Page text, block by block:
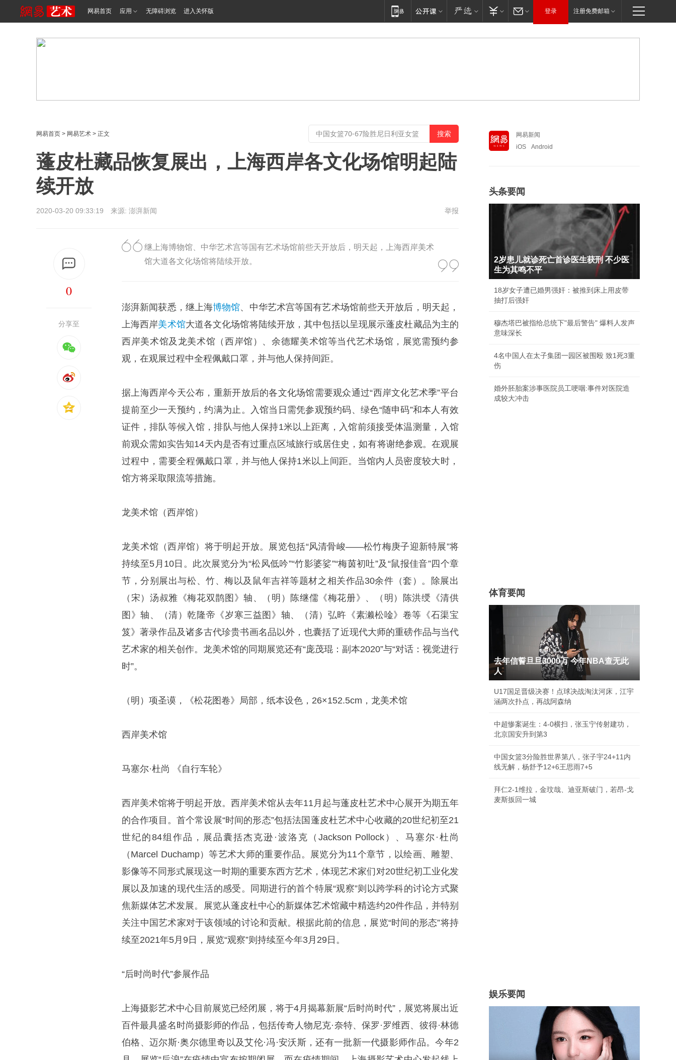
网易首页 应用 无障碍浏览 进入关怀版 登录 注册免费邮箱
网易首页 > 网易艺术 > 正文
蓬皮杜藏品恢复展出，上海西岸各文化场馆明起陆
续开放
2020-03-20 09:33:19 来源: 澎湃新闻 举报
0
分享至
继上海博物馆、中华艺术宫等国有艺术场馆前些天开放后，明天起，上海西岸美术
馆大道各文化场馆将陆续开放。
澎湃新闻获悉，继上海博物馆、中华艺术宫等国有艺术场馆前些天开放后，明天起，
上海西岸美术馆大道各文化场馆将陆续开放，其中包括以呈现展示蓬皮杜藏品为主的
西岸美术馆及龙美术馆（西岸馆）、余德耀美术馆等当代艺术场馆，展览需预约参
观，在观展过程中全程佩戴口罩，并与他人保持间距。
据上海西岸今天公布，重新开放后的各文化场馆需要观众通过“西岸文化艺术季”平台
提前至少一天预约，约满为止。入馆当日需凭参观预约码、绿色“随申码”和本人有效
证件，排队等候入馆，排队与他人保持1米以上距离，入馆前须接受体温测量，入馆
前观众需如实告知14天内是否有过重点区域旅行或居住史，如有将谢绝参观。在观展
过程中，需要全程佩戴口罩，并与他人保持1米以上间距。当馆内人员密度较大时，
馆方将采取限流等措施。
龙美术馆（西岸馆）
龙美术馆（西岸馆）将于明起开放。展览包括“风清骨峻——松竹梅庚子迎新特展”将
持续至5月10日。此次展览分为“松风低吟”“竹影婆娑”“梅茵初吐”及“鼠报佳音”四个章
节，分别展出与松、竹、梅以及鼠年吉祥等题材之相关作品30余件（套）。除展出
（宋）汤叔雅《梅花双鹊图》轴、（明）陈继儒《梅花册》、（明）陈洪绶《清供
图》轴、（清）乾隆帝《岁寒三益图》轴、（清）弘旿《素濑松唫》卷等《石渠宝
笈》著录作品及诸多古代珍贵书画名品以外，也囊括了近现代大师的重磅作品与当代
艺术家的相关创作。龙美术馆的同期展览还有“庞茂琨：副本2020”与“对话：视觉进行
时”。
（明）项圣谟，《松花图卷》局部，纸本设色，26×152.5cm，龙美术馆
西岸美术馆
马塞尔·杜尚 《自行车轮》
西岸美术馆将于明起开放。西岸美术馆从去年11月起与蓬皮杜艺术中心展开为期五年
的合作项目。首个常设展“时间的形态”包括法国蓬皮杜艺术中心收藏的20世纪初至21
世纪的84组作品，展品囊括杰克逊·波洛克（Jackson Pollock）、马塞尔·杜尚
（Marcel Duchamp）等艺术大师的重要作品。展览分为11个章节，以绘画、雕塑、
影像等不同形式展现这一时期的重要东西方艺术，体现艺术家们对20世纪初工业化发
展以及加速的现代生活的感受。同期进行的首个特展“观察”则以跨学科的讨论方式聚
焦新媒体艺术发展。展览从蓬皮杜中心的新媒体艺术馆藏中精选约20件作品，并特别
关注中国艺术家对于该领域的讨论和贡献。根据此前的信息，展览“时间的形态”将持
续至2021年5月9日，展览“观察”则持续至今年3月29日。
“后时尚时代”参展作品
上海摄影艺术中心目前展览已经闭展，将于4月揭幕新展“后时尚时代”，展览将展出近
百件最具盛名时尚摄影师的作品，包括传奇人物尼克·奈特、保罗·罗维西、彼得·林德
伯格、迈尔斯·奥尔德里奇以及艾伦·冯·安沃斯，还有一批新一代摄影师作品。今年2
网易新闻
iOS
Android
头条要闻
2岁患儿就诊死亡首诊医生获刑 不少医
生为其鸣不平
18岁女子遭已婚男强奸：被推到床上用皮带
抽打后强奸
穆杰塔巴被指给总统下"最后警告" 爆料人发声
意味深长
4名中国人在太子集团一园区被围殴 致1死3重
伤
婚外胚胎案涉事医院员工哽咽:事件对医院造
成较大冲击
体育要闻
去年信誓旦旦3000万 今年NBA查无此
人
U17国足晋级决赛！点球决战淘汰河床，江宇
涵两次扑点，再战阿森纳
中超惨案诞生：4-0横扫，张玉宁传射建功，
北京国安升到第3
中国女篮3分险胜世界第八，张子宇24+11内
线无解，杨舒予12+6王思雨7+5
拜仁2-1维拉，金玟哉、迪亚斯破门，若昂-戈
麦斯扳回一城
娱乐要闻